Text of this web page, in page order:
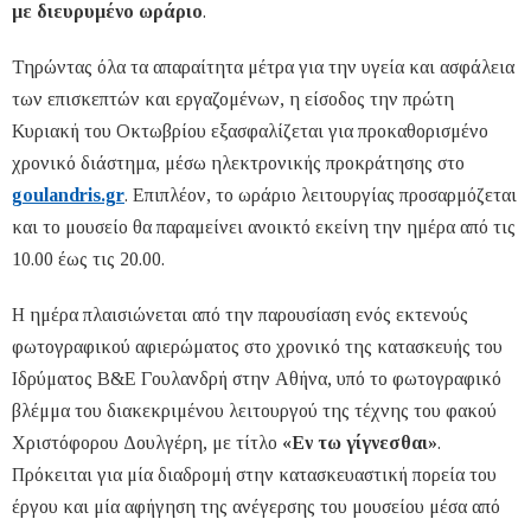
με διευρυμένο ωράριο.
Τηρώντας όλα τα απαραίτητα μέτρα για την υγεία και ασφάλεια
των επισκεπτών και εργαζομένων, η είσοδος την πρώτη
Κυριακή του Οκτωβρίου εξασφαλίζεται για προκαθορισμένο
χρονικό διάστημα, μέσω ηλεκτρονικής προκράτησης στο
goulandris.gr. Επιπλέον, το ωράριο λειτουργίας προσαρμόζεται
και το μουσείο θα παραμείνει ανοικτό εκείνη την ημέρα από τις
10.00 έως τις 20.00.
Η ημέρα πλαισιώνεται από την παρουσίαση ενός εκτενούς
φωτογραφικού αφιερώματος στο χρονικό της κατασκευής του
Ιδρύματος Β&Ε Γουλανδρή στην Αθήνα, υπό το φωτογραφικό
βλέμμα του διακεκριμένου λειτουργού της τέχνης του φακού
Χριστόφορου Δουλγέρη, με τίτλο «Εν τω γίγνεσθαι».
Πρόκειται για μία διαδρομή στην κατασκευαστική πορεία του
έργου και μία αφήγηση της ανέγερσης του μουσείου μέσα από